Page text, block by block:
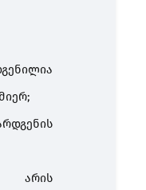
მიერ;
არის